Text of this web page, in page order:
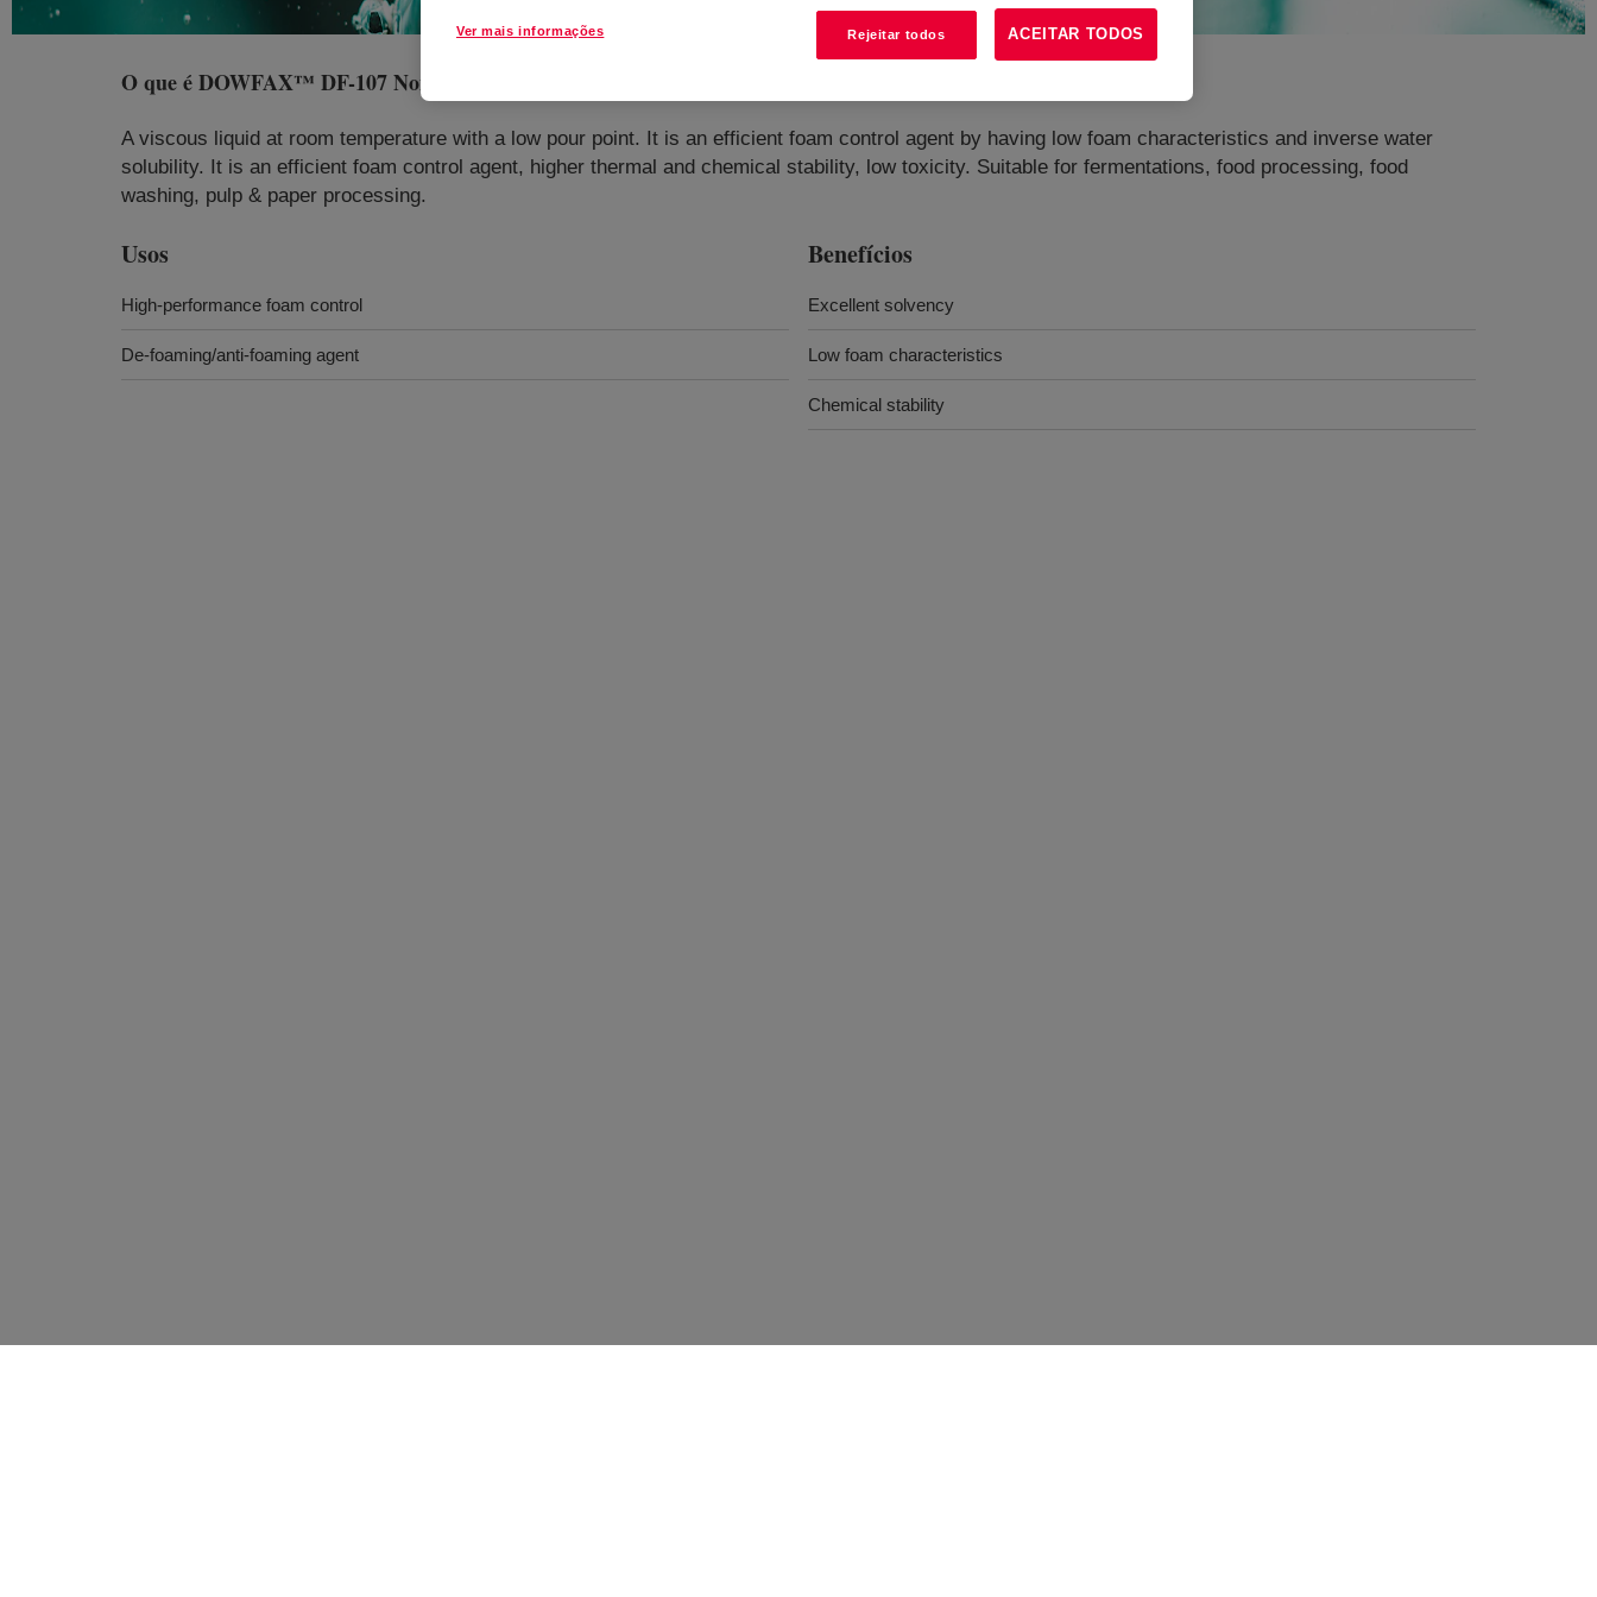
O que éDOWFAX™ DF-107 Nonionic Surfactant
A viscous liquid at room temperature with a low pour point. It is an efficient foam control agent by having low foam characteristics and inverse water
solubility. It is an efficient foam control agent, higher thermal and chemical stability, low toxicity. Suitable for fermentations, food processing, food
washing, pulp & paper processing.
Usos
High-performance foam control
De-foaming/anti-foaming agent
Benefícios
Excellent solvency
Low foam characteristics
Chemical stability
Ver mais informações Rejeitar todos ACEITAR TODOS